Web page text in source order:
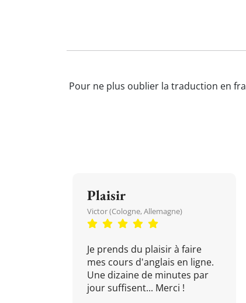
Pour ne plus oublier la traduction en
Plaisir
Victor (Cologne, Allemagne)
Je prends du plaisir à faire
mes cours d'anglais en ligne.
Une dizaine de minutes par
jour suffisent... Merci !